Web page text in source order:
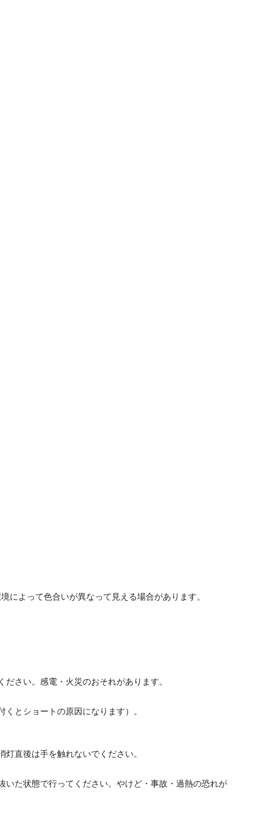
よって色合いが異なって見える場合があります。
さい。感電・火災のおそれがあります。
とショートの原因になります）。
直後は手を触れないでください。
た状態で行ってください。やけど・事故・過熱の恐れが